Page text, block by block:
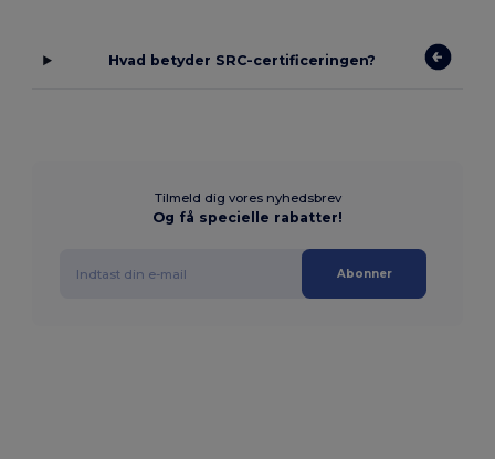
Hvad betyder SRC-certificeringen?
Tilmeld dig vores nyhedsbrev
Og få specielle rabatter!
Abonner